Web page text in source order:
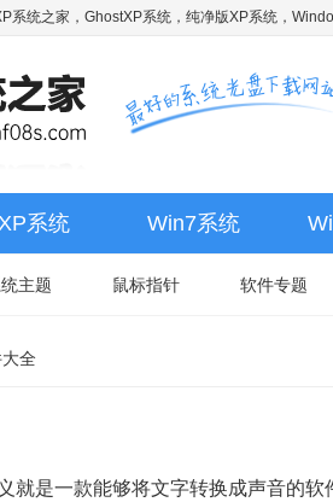
系统之家，GhostXP系统，纯净版XP系统，
系统 Win7系统
主题 鼠标指针 软件专题
全
是一款能够将文字转换成声音的软